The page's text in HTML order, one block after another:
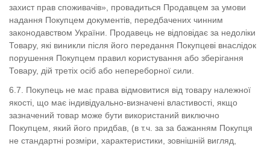
захист прав споживачів», провадиться Продавцем за умови
надання Покупцем документів, передбачених чинним
законодавством України. Продавець не відповідає за недоліки
Товару, які виникли після його передання Покупцеві внаслідок
порушення Покупцем правил користування або зберігання
Товару, дій третіх осіб або непереборної сили.
6.7.
Покупець не має права відмовитися від товару належної
якості, що має індивідуально-визначені властивості, якщо
зазначений товар може бути використаний виключно
Покупцем, який його придбав, (в т.ч. за за бажанням Покупця
не стандартні розміри, характеристики, зовнішній вигляд,